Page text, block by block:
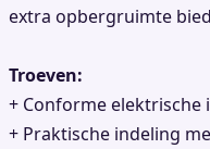
extra opbergruimte
Troeven:
+ Conforme elektrische
+ Praktische indeling